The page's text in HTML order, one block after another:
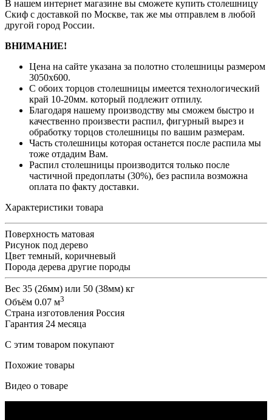
В нашем интернет магазине вы сможете купить столешницу
Скиф с доставкой по Москве, так же мы отправлем в любой
другой город России.
ВНИМАНИЕ!
Цена на сайте указана за полотно столешницы размером
3050х600.
С обоих торцов столешницы имеется технологический
край 10-20мм. который подлежит отпилу.
Благодаря нашему производству мы сможем быстро и
качественно произвести распил, фигурный вырез и
обработку торцов столешницы по вашим размерам.
Часть столешницы которая останется после распила мы
тоже отдадим Вам.
Распил столешницы производится только после
частичной предоплаты (30%), без распила возможна
оплата по факту доставки.
Характеристики товара
Поверхность матовая
Рисунок под дерево
Цвет темный, коричневый
Порода дерева другие породы
Вес 35 (26мм) или 50 (38мм) кг
Объём 0.07 м3
Страна изготовления Россия
Гарантия 24 месяца
С этим товаром покупают
Похожие товары
Видео о товаре